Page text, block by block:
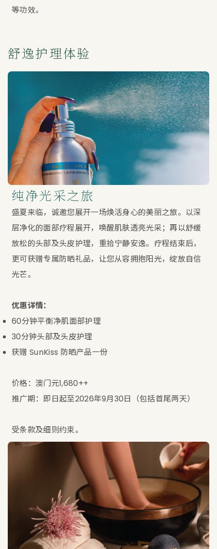
等功效。
舒逸护理体验
纯净光采之旅
盛夏来临，诚邀您展开一场焕活身心的美丽之旅。以深
层净化的面部疗程展开，唤醒肌肤透亮光采；再以舒缓
放松的头部及头皮护理，重拾宁静安逸。疗程结束后，
更可获赠专属防晒礼品，让您从容拥抱阳光，绽放自信
光芒。
优惠详情：
60分钟平衡净肌面部护理
30分钟头部及头皮护理
获赠 SunKiss 防晒产品一份
价格：澳门元1,680++
推广期：即日起至2026年9月30日（包括首尾两天）
受条款及细则约束。